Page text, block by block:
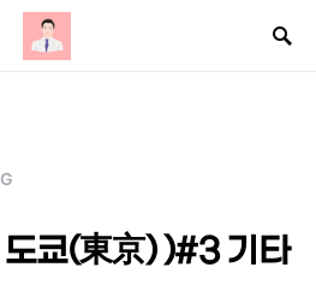
쿄(東京) )#3 기타